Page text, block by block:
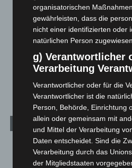
5. August 2026
Mann läuft mit Hockeyschläger
Celle: Mensch stirbt bei Bagger-
5. August 2026
Blaulicht
Corona-News
organisatorischen
gewährleisten, dass die
nicht einer identifizierten oder
natürlichen Person
g) Verantwortlicher
Verarbeitung
Verantwortlicher oder für die
Verantwortlicher ist die
Person, Behörde, Einrichtung
allein oder gemeinsam mit
und Mittel der Verarbeitung
Daten entscheidet. Sind die
Verarbeitung durch das
der Mitgliedstaaten